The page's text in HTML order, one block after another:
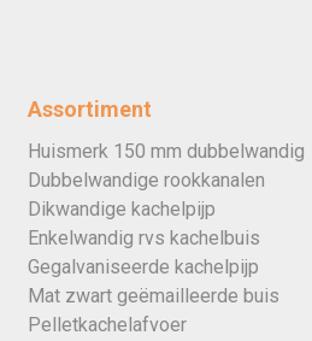
Assortiment
Huismerk 150 mm dubbelwandig
Dubbelwandige rookkanalen
Dikwandige kachelpijp
Enkelwandig rvs kachelbuis
Gegalvaniseerde kachelpijp
Mat zwart geëmailleerde buis
Pelletkachelafvoer